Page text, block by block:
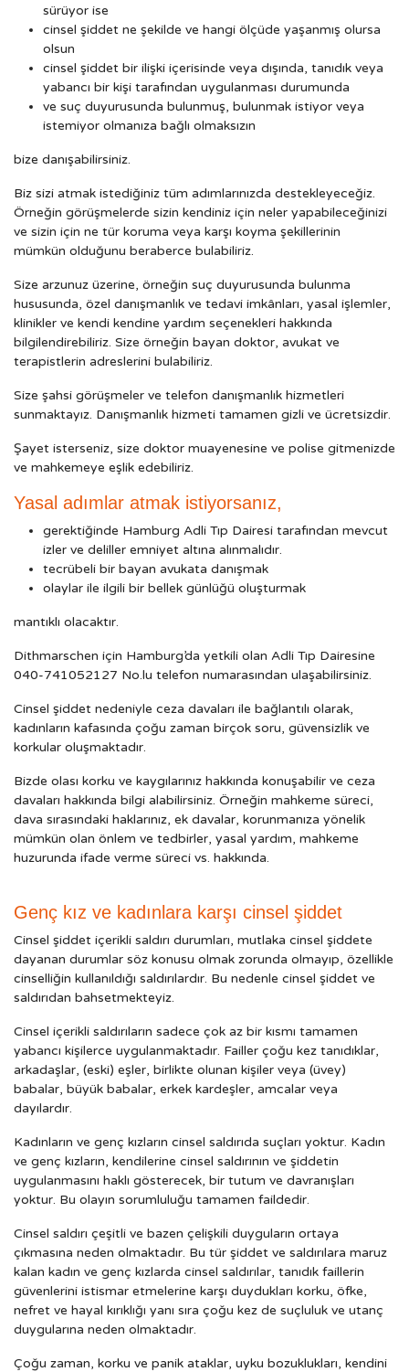
sürüyor ise
cinsel şiddet ne şekilde ve hangi ölçüde yaşanmış olursa
olsun
cinsel şiddet bir ilişki içerisinde veya dışında, tanıdık veya
yabancı bir kişi tarafından uygulanması durumunda
ve suç duyurusunda bulunmuş, bulunmak istiyor veya
istemiyor olmanıza bağlı olmaksızın
bize danışabilirsiniz.
Biz sizi atmak istediğiniz tüm adımlarınızda destekleyeceğiz.
Örneğin görüşmelerde sizin kendiniz için neler yapabileceğinizi
ve sizin için ne tür koruma veya karşı koyma şekillerinin
mümkün olduğunu beraberce bulabiliriz.
Size arzunuz üzerine, örneğin suç duyurusunda bulunma
hususunda, özel danışmanlık ve tedavi imkânları, yasal işlemler,
klinikler ve kendi kendine yardım seçenekleri hakkında
bilgilendirebiliriz. Size örneğin bayan doktor, avukat ve
terapistlerin adreslerini bulabiliriz.
Size şahsi görüşmeler ve telefon danışmanlık hizmetleri
sunmaktayız. Danışmanlık hizmeti tamamen gizli ve ücretsizdir.
Şayet isterseniz, size doktor muayenesine ve polise gitmenizde
ve mahkemeye eşlik edebiliriz.
Yasal adımlar atmak istiyorsanız,
gerektiğinde Hamburg Adli Tıp Dairesi tarafından mevcut
izler ve deliller emniyet altına alınmalıdır.
tecrübeli bir bayan avukata danışmak
olaylar ile ilgili bir bellek günlüğü oluşturmak
mantıklı olacaktır.
Dithmarschen için Hamburg’da yetkili olan Adli Tıp Dairesine
040-741052127 No.lu telefon numarasından ulaşabilirsiniz.
Cinsel şiddet nedeniyle ceza davaları ile bağlantılı olarak,
kadınların kafasında çoğu zaman birçok soru, güvensizlik ve
korkular oluşmaktadır.
Bizde olası korku ve kaygılarınız hakkında konuşabilir ve ceza
davaları hakkında bilgi alabilirsiniz. Örneğin mahkeme süreci,
dava sırasındaki haklarınız, ek davalar, korunmanıza yönelik
mümkün olan önlem ve tedbirler, yasal yardım, mahkeme
huzurunda ifade verme süreci vs. hakkında.
Genç kız ve kadınlara karşı cinsel şiddet
Cinsel şiddet içerikli saldırı durumları, mutlaka cinsel şiddete
dayanan durumlar söz konusu olmak zorunda olmayıp, özellikle
cinselliğin kullanıldığı saldırılardır. Bu nedenle cinsel şiddet ve
saldırıdan bahsetmekteyiz.
Cinsel içerikli saldırıların sadece çok az bir kısmı tamamen
yabancı kişilerce uygulanmaktadır. Failler çoğu kez tanıdıklar,
arkadaşlar, (eski) eşler, birlikte olunan kişiler veya (üvey)
babalar, büyük babalar, erkek kardeşler, amcalar veya
dayılardır.
Kadınların ve genç kızların cinsel saldırıda suçları yoktur. Kadın
ve genç kızların, kendilerine cinsel saldırının ve şiddetin
uygulanmasını haklı gösterecek, bir tutum ve davranışları
yoktur. Bu olayın sorumluluğu tamamen faildedir.
Cinsel saldırı çeşitli ve bazen çelişkili duyguların ortaya
çıkmasına neden olmaktadır. Bu tür şiddet ve saldırılara maruz
kalan kadın ve genç kızlarda cinsel saldırılar, tanıdık faillerin
güvenlerini istismar etmelerine karşı duydukları korku, öfke,
nefret ve hayal kırıklığı yanı sıra çoğu kez de suçluluk ve utanç
duygularına neden olmaktadır.
Çoğu zaman, korku ve panik ataklar, uyku bozuklukları, kendini